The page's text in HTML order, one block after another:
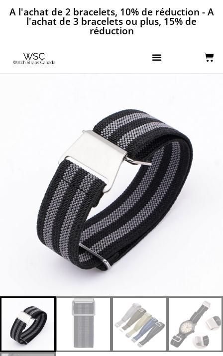
A l'achat de 2 bracelets, 10% de réduction - A
l'achat de 3 bracelets ou plus, 15% de
réduction